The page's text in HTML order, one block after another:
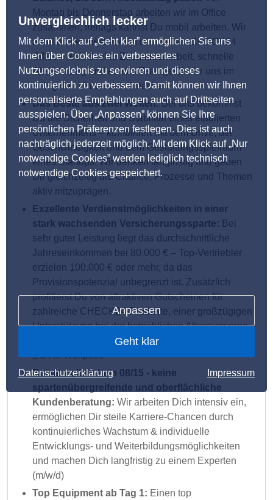
Unvergleichlich lecker
Mit dem Klick auf „Geht klar” ermöglichen Sie uns
Ihnen über Cookies ein verbessertes
Nutzungserlebnis zu servieren und dieses
kontinuierlich zu verbessern. Damit können wir Ihnen
personalisierte Empfehlungen auch auf Drittseiten
ausspielen. Über „Anpassen” können Sie Ihre
persönlichen Präferenzen festlegen. Dies ist auch
nachträglich jederzeit möglich. Mit dem Klick auf „Nur
notwendige Cookies” werden lediglich technisch
notwendige Cookies gespeichert.
Anpassen
Geht klar
Datenschutzerklärung Impressum
Montag bis Donnerstag arbeiten wir im Office
zusammen, freitags kannst Du mobil arbeiten. Wir
arbeiten bewusst vor Ort in unserem CHECK24
Office – weil direkte Zusammenarbeit, schnelle
Abstimmung und echtes Teamgefühl für uns im
Alltag den Unterschied machen.
Das Beste aus zwei Welten:Bei uns bekommst
Du die Sicherheit und Stabilität eines etablierten
Unternehmens – kombiniert mit dem Drive, der
Geschwindigkeit und dem Gestaltungsspielraum
eines Startups. Wir denken langfristig und geben
Dir gleichzeitig die Chance, Prozesse und Themen
aktiv mitzuprägen.
Exzellente Verdienstmöglichkeiten in einer
stark wachsenden Versicherungssparte: Bei
sehr guter Leistung liegt das durchschnittliche
Jahreseinkommen bei 80.000 € – Top-Vertriebler
erzielen 100.000 € oder mehr, da das
Provisionspotenzial unbegrenzt ist. Zusätzlich
profitierst Du von attraktiven Gutscheinen für
zahlreiche CHECK24-Produkte, einer großzügigen
Unterstützung bei der betrieblichen Altersvorsorge
sowie einer sehr guten Kostenbeteiligung am
EGYM Wellpass
Bei uns gibt’s kein 08/15 - keine
spartenübergreifende und oberflächliche
Kundenberatung: Wir arbeiten Dich intensiv ein,
ermöglichen Dir steile Karriere-Chancen durch
kontinuierliches Wachstum & individuelle
Entwicklungs- und Weiterbildungsmöglichkeiten
und machen Dich langfristig zu einem Experten
(m/w/d)
Top Equipment ab Tag 1: Einen top